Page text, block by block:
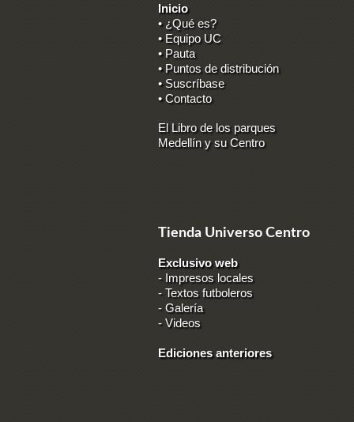
Inicio
• ¿Qué es?
• Equipo UC
• Pauta
• Puntos de distribución
• Suscríbase
• Contacto
El Libro de los parques
Medellín y su Centro
Tienda Universo Centro
Exclusivo web
- Impresos locales
- Textos futboleros
-Galería
-Videos
Ediciones anteriores